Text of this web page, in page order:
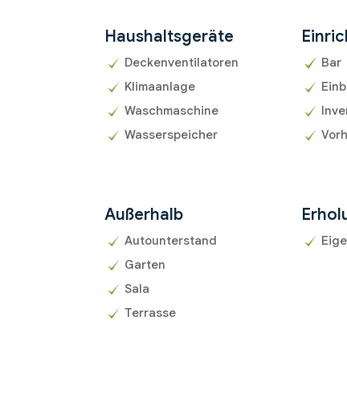
Haushaltsgeräte
Deckenventilatoren
Klimaanlage
Waschmaschine
Wasserspeicher
Bar
Außerhalb
Autounterstand
Garten
Sala
Terrasse